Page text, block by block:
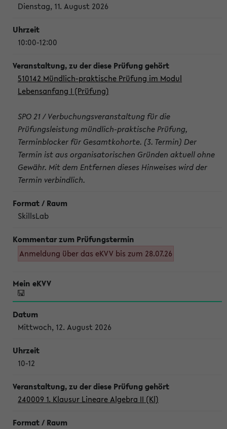
Dienstag, 11. August 2026
10:00-12:00
510142 Mündlich-praktische Prüfung im Modul
Lebensanfang I (Prüfung)
SPO 21 / Verbuchungsveranstaltung für die
Prüfungsleistung mündlich-praktische Prüfung,
Terminblocker für Gesamtkohorte. (3. Termin) Der
Termin ist aus organisatorischen Gründen aktuell ohne
Gewähr. Mit dem Entfernen dieses Hinweises wird der
Termin verbindlich.
SkillsLab
Anmeldung über das eKVV bis zum 28.07.26
Mittwoch, 12. August 2026
10-12
240009 1. Klausur Lineare Algebra II (Kl)